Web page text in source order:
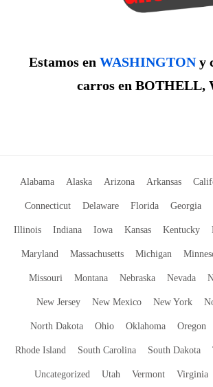
Estamos en WASHINGTONy
carros en BOTHELL,
Alabama Alaska Arizona Arkansas
Connecticut Delaware Florida Georgia
Illinois Indiana Iowa Kansas Kentucky
Maryland Massachusetts Michigan
Missouri Montana Nebraska Nevada
New Jersey New Mexico New York
North Dakota Ohio Oklahoma Oregon
Rhode Island South Carolina South Dakota
Uncategorized Utah Vermont Virginia